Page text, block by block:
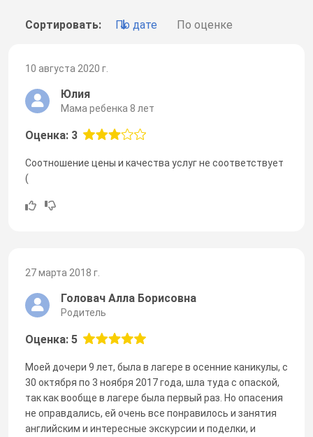
Сортировать: По дате По оценке
10 августа 2020 г.
Юлия
Мама ребенка 8 лет
Оценка: 3
Соотношение цены и качества услуг не соответствует
(
27 марта 2018 г.
Головач Алла Борисовна
Родитель
Оценка: 5
Моей дочери 9 лет, была в лагере в осенние каникулы, с
30 октября по 3 ноября 2017 года, шла туда с опаской,
так как вообще в лагере была первый раз. Но опасения
не оправдались, ей очень все понравилось и занятия
английским и интересные экскурсии и поделки, и